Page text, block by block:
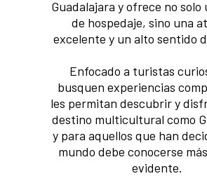
Guadalajara y ofrece no solo
de hospedaje, sino una
excelente y un alto sentido
Enfocado a turistas
busquen experiencias
les permitan descubrir y
destino multicultural como
y para aquellos que han
mundo debe conocerse
evidente.